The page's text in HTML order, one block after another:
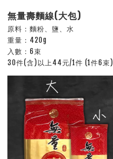
無量壽麵線(大包)
原料：麵粉、鹽、水
重量：420g
入數：6束
30件(含)以上44元/1件 (1件6束)